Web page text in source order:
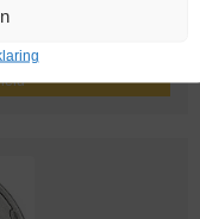
/ Dinosaurussen